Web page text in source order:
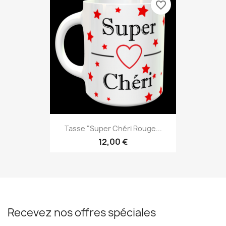
Tasse "Super Chéri Rouge...
12,00 €
favorite_border
Recevez nos offres spéciales